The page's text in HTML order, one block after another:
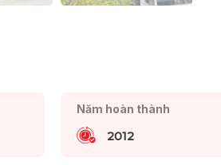
Năm hoàn thành
2012